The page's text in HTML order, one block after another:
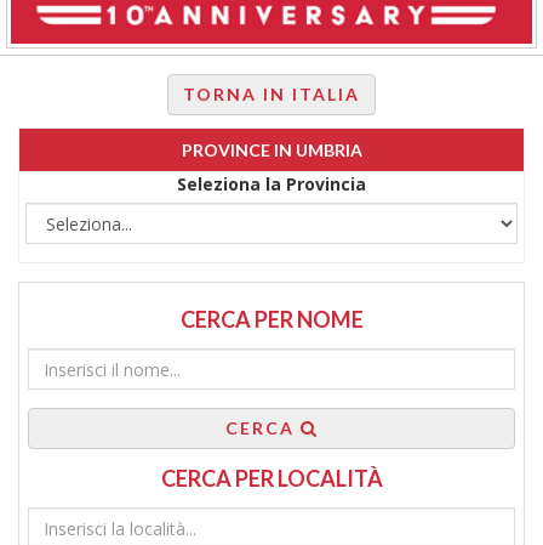
TORNA IN ITALIA
PROVINCE IN UMBRIA
Seleziona la Provincia
CERCA PER NOME
CERCA
CERCA PER LOCALITÀ